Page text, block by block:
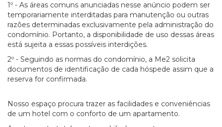
1º - As áreas comuns anunciadas nesse anúncio podem ser
temporariamente interditadas para manutenção ou outras
razões determinadas exclusivamente pela administração do
condomínio. Portanto, a disponibilidade de uso dessas áreas
está sujeita a essas possíveis interdições.
2º - Seguindo as normas do condomínio, a Me2 solicita
documentos de identificação de cada hóspede assim que a
reserva for confirmada.
Nosso espaço procura trazer as facilidades e conveniências
de um hotel com o conforto de um apartamento.